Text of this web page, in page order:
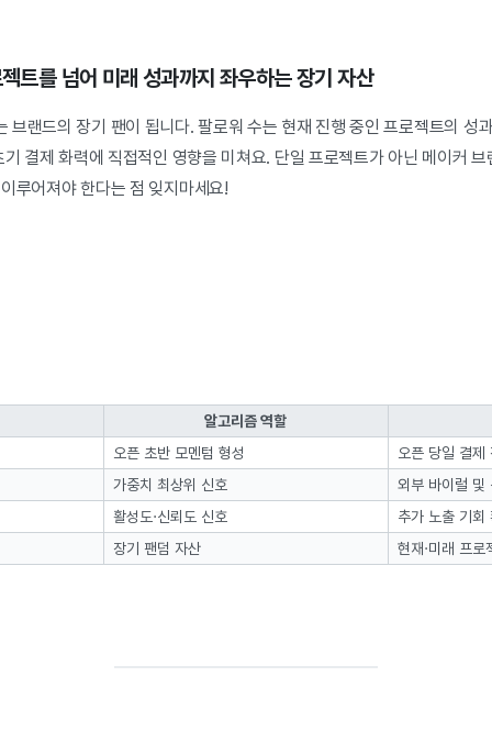
트를 넘어 미래 성과까지 좌우하는 장기 자산
브랜드의 장기 팬이 됩니다. 팔로워 수는 현재 진행 중인 프로젝트의 성
결제 화력에 직접적인 영향을 미쳐요. 단일 프로젝트가 아닌 메이커
루어져야 한다는 점 잊지마세요!
알고리즘 역할
오픈 초반 모멘텀 형성
오픈 당일 결제
가중치 최상위 신호
외부 바이럴 및
활성도·신뢰도 신호
추가 노출 기회
장기 팬덤 자산
현재·미래 프